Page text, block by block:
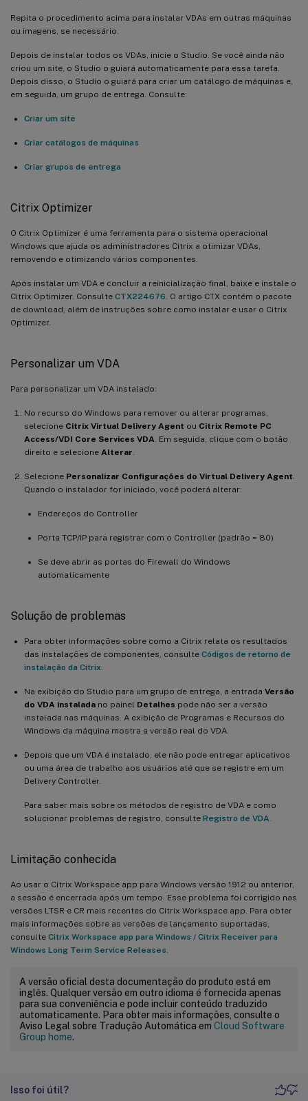
Repita o procedimento acima para instalar VDAs em outras máquinas
ou imagens, se necessário.
Depois de instalar todos os VDAs, inicie o Studio. Se você ainda não
criou um site, o Studio o guiará automaticamente para essa tarefa.
Depois disso, o Studio o guiará para criar um catálogo de máquinas e,
em seguida, um grupo de entrega. Consulte:
Criar um site
Criar catálogos de máquinas
Criar grupos de entrega
Citrix Optimizer
O Citrix Optimizer é uma ferramenta para o sistema operacional
Windows que ajuda os administradores Citrix a otimizar VDAs,
removendo e otimizando vários componentes.
Após instalar um VDA e concluir a reinicialização final, baixe e instale o
Citrix Optimizer. Consulte CTX224676 . O artigo CTX contém o pacote
de download, além de instruções sobre como instalar e usar o Citrix
Optimizer.
Personalizar um VDA
Para personalizar um VDA instalado:
No recurso do Windows para remover ou alterar programas,
selecione Citrix Virtual Delivery Agent ou Citrix Remote PC
Access/VDI Core Services VDA . Em seguida, clique com o botão
direito e selecione Alterar
Selecione Personalizar Configurações do Virtual Delivery Agent
Quando o instalador for iniciado, você poderá alterar:
Endereços do Controller
Porta TCP/IP para registrar com o Controller (padrão = 80)
Se deve abrir as portas do Firewall do Windows
automaticamente
Solução de problemas
Para obter informações sobre como a Citrix relata os resultados
das instalações de componentes, consulte Códigos de retorno de
instalação da Citrix
Na exibição do Studio para um grupo de entrega, a entrada Versão
do VDA instalada no painel Detalhes pode não ser a versão
instalada nas máquinas. A exibição de Programas e Recursos do
Windows da máquina mostra a versão real do VDA.
Depois que um VDA é instalado, ele não pode entregar aplicativos
ou uma área de trabalho aos usuários até que se registre em um
Delivery Controller.
Para saber mais sobre os métodos de registro de VDA e como
solucionar problemas de registro, consulte Registro de VDA
Limitação conhecida
Ao usar o Citrix Workspace app para Windows versão 1912 ou anterior,
a sessão é encerrada após um tempo. Esse problema foi corrigido nas
versões LTSR e CR mais recentes do Citrix Workspace app. Para obter
mais informações sobre as versões de lançamento suportadas,
consulte Citrix Workspace app para Windows / Citrix Receiver para
Windows Long Term Service Releases
A versão oficial desta documentação do produto está em
inglês. Qualquer versão em outro idioma é fornecida apenas
para sua conveniência e pode incluir conteúdo traduzido
automaticamente. Para obter mais informações, consulte o
Aviso Legal sobre Tradução Automática em Cloud Software
Group home.
Isso foi útil?